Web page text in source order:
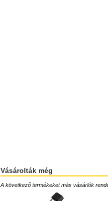
Vásárolták még
A következő termékeket más vásárlók